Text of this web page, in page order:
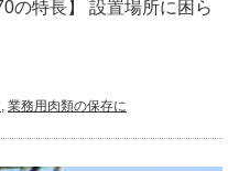
の特長】 設置場所に困ら
業務用肉類の保存に